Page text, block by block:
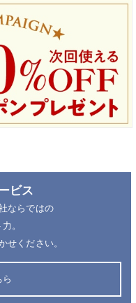
ビス
ならではの
。
せください。
ら